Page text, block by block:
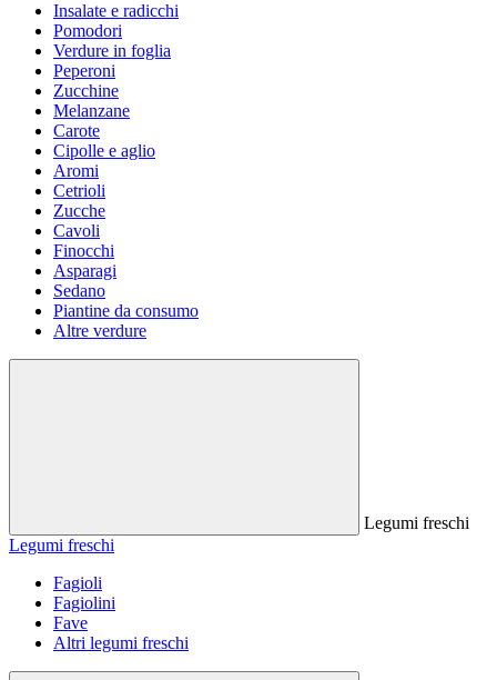
Insalate e radicchi
Pomodori
Verdure in foglia
Peperoni
Zucchine
Melanzane
Carote
Cipolle e aglio
Aromi
Cetrioli
Zucche
Cavoli
Finocchi
Asparagi
Sedano
Piantine da consumo
Altre verdure
Legumi freschi
Legumi freschi
Fagioli
Fagiolini
Fave
Altri legumi freschi